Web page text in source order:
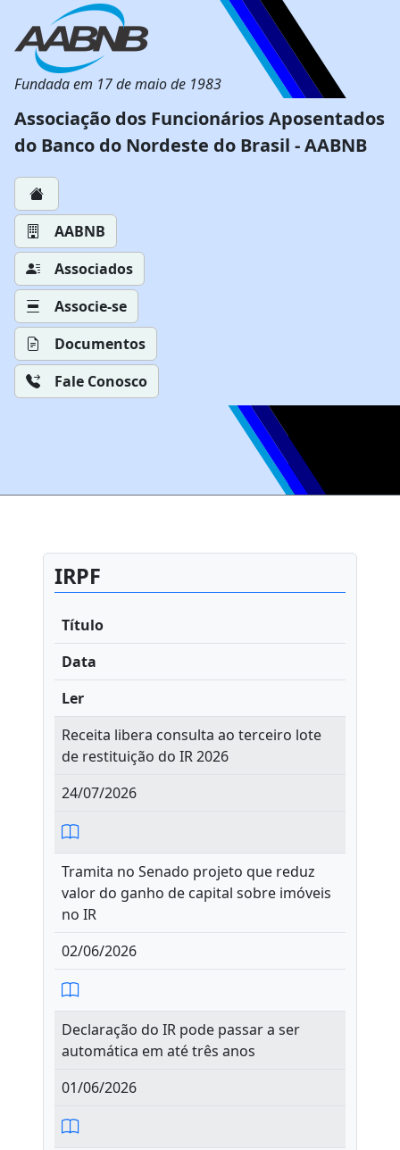
Fundada em 17 de maio de 1983
Associação dos Funcionários Aposentados
do Banco do Nordeste do Brasil - AABNB
AABNB
Associados
Associe-se
Documentos
Fale Conosco
IRPF
Título
Data
Ler
Receita libera consulta ao terceiro lote
de restituição do IR 2026
24/07/2026
Tramita no Senado projeto que reduz
valor do ganho de capital sobre imóveis
no IR
02/06/2026
Declaração do IR pode passar a ser
automática em até três anos
01/06/2026